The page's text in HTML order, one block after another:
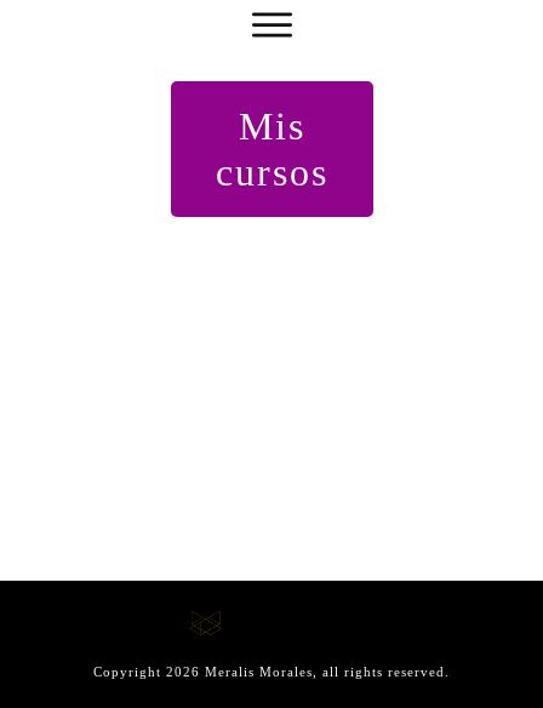
Mis
cursos
Copyright 2026 Meralis Morales , all rights reserved.